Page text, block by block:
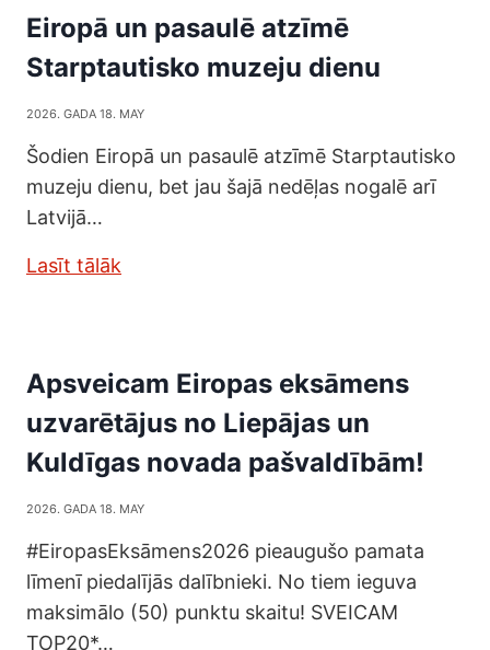
Eiropā un pasaulē atzīmē
Starptautisko muzeju dienu
2026. GADA 18. MAY
Šodien Eiropā un pasaulē atzīmē Starptautisko
muzeju dienu, bet jau šajā nedēļas nogalē arī
Latvijā…
Lasīt tālāk
Apsveicam Eiropas eksāmens
uzvarētājus no Liepājas un
Kuldīgas novada pašvaldībām!
2026. GADA 18. MAY
#EiropasEksāmens2026 pieaugušo pamata
līmenī piedalījās dalībnieki. No tiem ieguva
maksimālo (50) punktu skaitu! SVEICAM
TOP20*…